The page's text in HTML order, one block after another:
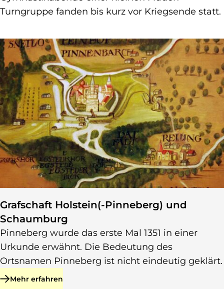
Turngruppe fanden bis kurz vor Kriegsende statt.
Grafschaft Holstein(-Pinneberg) und
Schaumburg
Pinneberg wurde das erste Mal 1351 in einer
Urkunde erwähnt. Die Bedeutung des
Ortsnamen Pinneberg ist nicht eindeutig geklärt.
Mehr erfahren
zu Grafschaft Holstein(-Pinneberg) und Schaumburg